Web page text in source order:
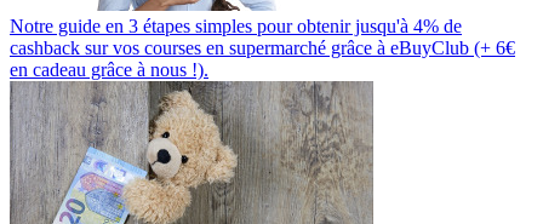
Notre guide en 3 étapes simples pour obtenir jusqu'à 4% de
cashback sur vos courses en supermarché grâce à eBuyClub (+ 6€
en cadeau grâce à nous !).